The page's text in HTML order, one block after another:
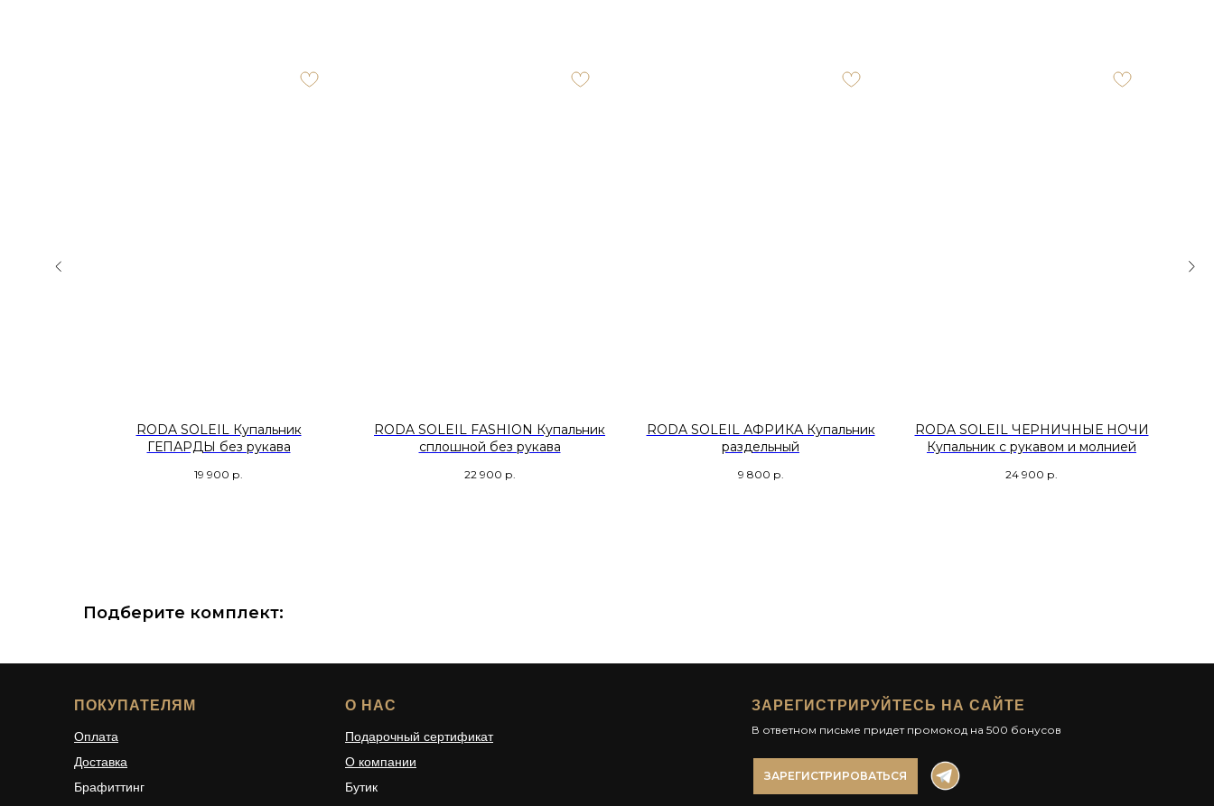
RODA SOLEIL Купальник
ГЕПАРДЫ без рукава
19 900 р.
RODA SOLEIL FASHION Купальник
сплошной без рукава
22 900 р.
RODA SOLEIL АФРИКА Купальник
раздельный
9 800 р.
RODA SOLEIL ЧЕРНИЧНЫЕ НОЧИ
Купальник с рукавом и молнией
24 900 р.
Подберите комплект:
ПОКУПАТЕЛЯМ О НАС ЗАРЕГИСТРИРУЙТЕСЬ НА САЙТЕ
В ответном письме придет промокод на 500 бонусов
Оплата
Доставка
Брафиттинг
Подарочный сертификат
О компании
Бутик
ЗАРЕГИСТРИРОВАТЬСЯ